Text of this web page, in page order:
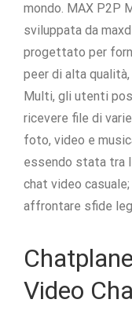
mondo. MAX P2P
sviluppata da
progettato per
peer di alta
Multi, gli utenti
ricevere file di
foto, video e
essendo stata tra
chat video
affrontare sfide
Video